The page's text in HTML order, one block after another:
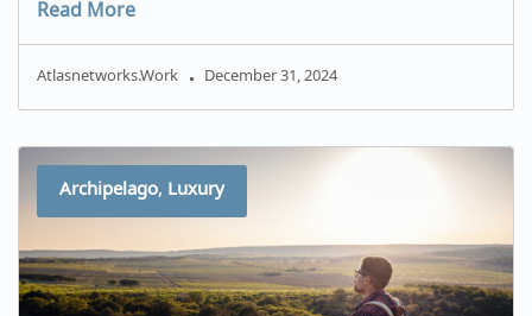
Read More
Atlasnetworks.work December 31, 2024
Archipelago, Luxury